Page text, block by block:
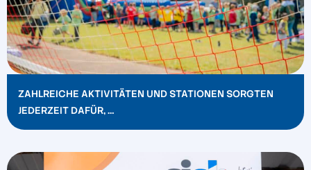
ZAHLREICHE AKTIVITÄTEN UND STATIONEN SORGTEN
JEDERZEIT DAFÜR, …